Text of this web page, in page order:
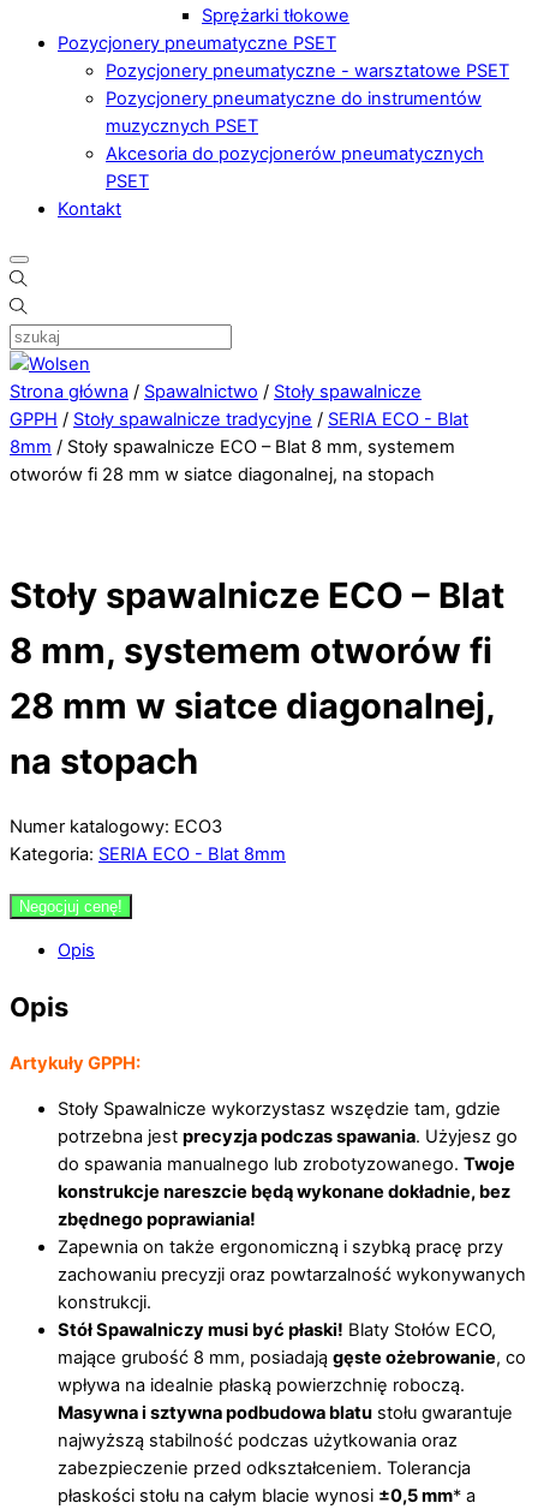
Sprężarki tłokowe
Pozycjonery pneumatyczne PSET
Pozycjonery pneumatyczne - warsztatowe PSET
Pozycjonery pneumatyczne do instrumentów
muzycznych PSET
Akcesoria do pozycjonerów pneumatycznych
PSET
Kontakt
Strona główna / Spawalnictwo / Stoły spawalnicze
GPPH / Stoły spawalnicze tradycyjne / SERIA ECO - Blat
8mm / Stoły spawalnicze ECO – Blat 8 mm, systemem
otworów fi 28 mm w siatce diagonalnej, na stopach
Stoły spawalnicze ECO – Blat
8 mm, systemem otworów fi
28 mm w siatce diagonalnej,
na stopach
Numer katalogowy: ECO3
Kategoria: SERIA ECO - Blat 8mm
Negocjuj cenę!
Opis
Opis
Artykuły GPPH:
Stoły Spawalnicze wykorzystasz wszędzie tam, gdzie
potrzebna jest precyzja podczas spawania. Użyjesz go
do spawania manualnego lub zrobotyzowanego. Twoje
konstrukcje nareszcie będą wykonane dokładnie, bez
zbędnego poprawiania!
Zapewnia on także ergonomiczną i szybką pracę przy
zachowaniu precyzji oraz powtarzalność wykonywanych
konstrukcji.
Stół Spawalniczy musi być płaski! Blaty Stołów ECO,
mające grubość 8 mm, posiadają gęste ożebrowanie, co
wpływa na idealnie płaską powierzchnię roboczą.
Masywna i sztywna podbudowa blatu stołu gwarantuje
najwyższą stabilność podczas użytkowania oraz
zabezpieczenie przed odkształceniem. Tolerancja
płaskości stołu na całym blacie wynosi ±0,5 mm* a